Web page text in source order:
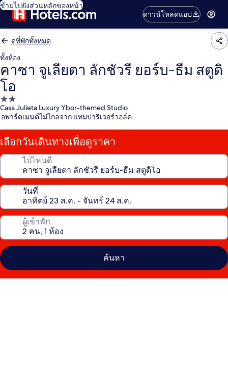
ข้ามไปยังส่วนหลักของหน้า
ดาวน์โหลดแอป
ดูที่พักทั้งหมด
ทั้งห้อง
คาซา จูเลียตา ลักชัวรี ยอร์บ-ธีม สตูดิ
โอ
ที่พัก
2.0
Casa Julieta Luxury Ybor-themed Studio
อพาร์ตเมนต์ไม่ไกลจาก แทมปาริเวอร์วอล์ค
เลือกวันเดินทางเพื่อดูราคา
ไปไหนดี
วันที่
ผู้เข้าพัก
ค้นหา